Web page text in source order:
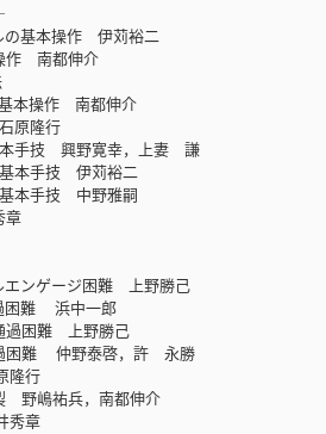
の基本操作 伊苅裕二
作 南都伸介
本操作 南都伸介
原隆行
本手技 興野寛幸，上妻 謙
本手技 伊苅裕二
基本手技 中野雅嗣
章
エンゲージ困難 上野勝己
困難 浜中一郎
過困難 上野勝己
困難 仲野泰啓，許 永勝
隆行
野嶋祐兵，南都伸介
秀章